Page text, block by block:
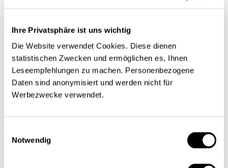
Ihre Privatsphäre ist uns wichtig
Die Website verwendet Cookies. Diese dienen
statistischen Zwecken und ermöglichen es, Ihnen
Leseempfehlungen zu machen. Personenbezogene
Daten sind anonymisiert und werden nicht für
Werbezwecke verwendet.
Notwendig
Verhältnis Kommission/Sekretariat
Die schweizerische Wettbewerbsbehörde besteht aus zwei
Einheiten: der Weko und dem Sekretariat. Nach Artikel 27 Absatz 1
KG ist es Sache des Sekretariats, eine Untersuchung zu eröffnen
und durchzuführen, wenn Anhaltspunkte für eine unzulässige
Wettbewerbsbeschränkung bestehen. Im Verfahren vor der Weko
Untersuchungsbehörde und die Weko Entscheidbehörde. Indes
fehlt eine klare Trennung, wie sie etwa das niederländische Recht